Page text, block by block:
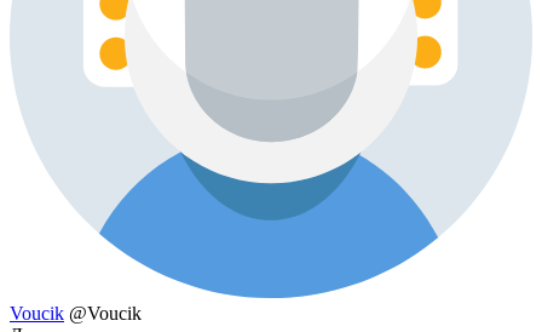
Voucik @Voucik